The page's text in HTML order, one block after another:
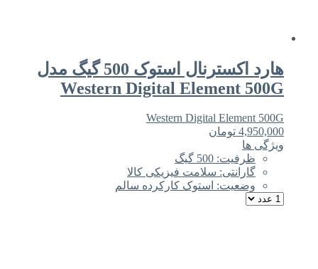
هارد اکسترنال استوک 500 گیگ مدل
Western Digital Element 500G
Western Digital Element 500G
4,950,000 تومان
ویژگی ها
ظرفیت: 500 گیگ
گارانتی: سلامت فیزیکی کالا
وضعیت: استوک کارکرده سالم